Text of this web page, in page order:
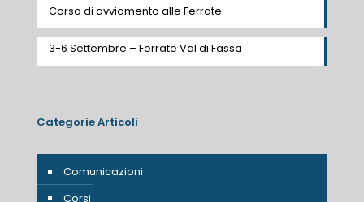
Corso di avviamento alle Ferrate
3-6 Settembre – Ferrate Val di Fassa
Categorie Articoli
Comunicazioni
Corsi